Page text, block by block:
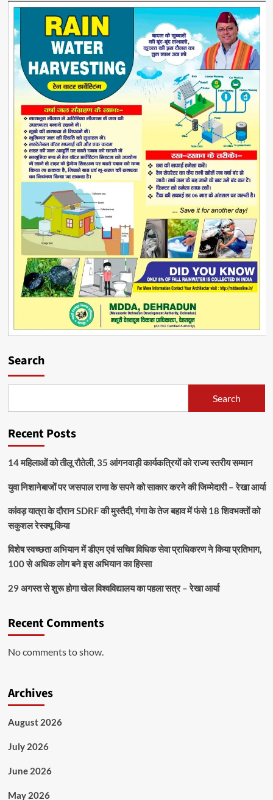
Search
Search
Recent Posts
14 महिलाओं को तीलू रौतेली, 35 आंगनवाड़ी कार्यकत्रियों को राज्य स्तरीय सम्मान
युवा निशानेबाजों पर जसपाल राणा के सपने को साकार करने की जिम्मेदारी – रेखा आर्या
कांवड़ यात्रा के दौरान SDRF की मुस्तैदी, गंगा के तेज बहाव में फंसे 18 शिवभक्तों को
सकुशल रेस्क्यू किया
विशेष स्वच्छता अभियान में डीएम एवं सचिव विधिक सेवा प्राधिकरण ने किया प्रतिभाग,
100 से अधिक लोग बने इस अभियान का हिस्सा
29 अगस्त से शुरू होगा खेल विश्वविद्यालय का पहला सत्र – रेखा आर्या
Recent Comments
No comments to show.
Archives
August 2026
July 2026
June 2026
May 2026